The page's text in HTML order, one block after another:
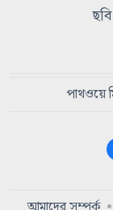
ছবি
পাথওয়ে